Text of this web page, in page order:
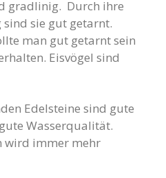
gradlinig. Durch ihre
sie gut getarnt.
man gut getarnt sein
Eisvögel sind
Edelsteine sind gute
Wasserqualität.
wird immer mehr